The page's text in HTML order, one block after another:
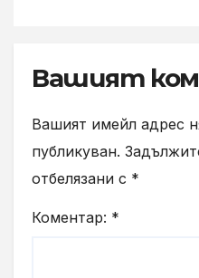
Вашият
Вашият имейл адрес
публикуван.
отбелязани с *
Коментар: *